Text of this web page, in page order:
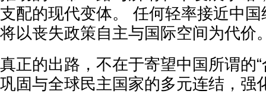
支配的现代变体。 任何轻率接近中
将以丧失政策自主与国际空间为代价
真正的出路，不在于寄望中国所谓的
巩固与全球民主国家的多元连结，强